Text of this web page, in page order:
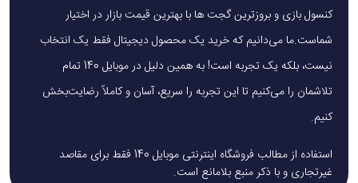
کنسول بازی و بروزترین گجت ها با بهترین قیمت بازار در اختیار
شماست.ما می‌دانیم که خرید یک محصول دیجیتال فقط یک انتخاب
نیست، بلکه یک تجربه است! به همین دلیل در موبایل 140 تمام
تلاشمان را می‌کنیم تا این تجربه را سریع، آسان و کاملاً رضایت‌بخش
کنیم.
استفاده از مطالب فروشگاه اینترنتی موبایل 140 فقط برای مقاصد
غیرتجاری و با ذکر منبع بلامانع است.